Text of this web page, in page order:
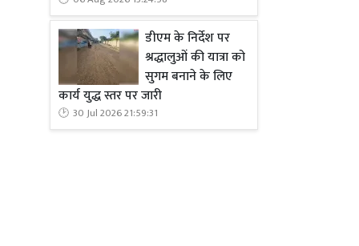
डीएम के निर्देश पर
श्रद्धालुओं की यात्रा को
सुगम बनाने के लिए
कार्य युद्ध स्तर पर जारी
30 Jul 2026 21:59:31